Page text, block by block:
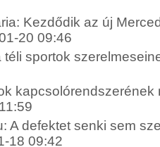
Kezdődik az új
20 09:46
sportok
kapcsolórendszerének
A defektet senki sem
18 09:42